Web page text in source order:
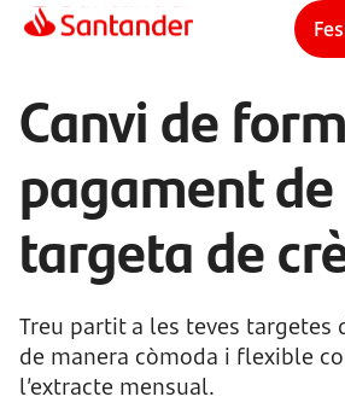
Canvi de
pagament
targeta de
Treu partit a les teves targetes
de manera còmoda i flexible
l’extracte mensual.